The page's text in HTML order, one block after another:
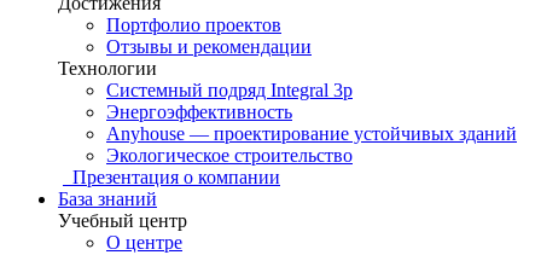
Портфолио проектов
Отзывы и рекомендации
Технологии
Системный подряд Integral 3p
Энергоэффективность
Anyhouse — проектирование устойчивых зданий
Экологическое строительство
Презентация о компании
База знаний
Учебный центр
О центре